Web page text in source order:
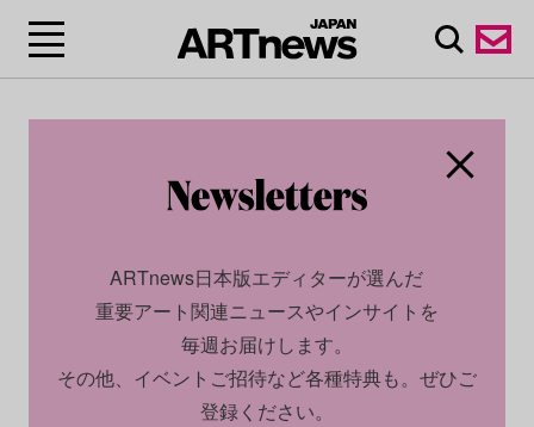
ARTnews日本版エディターが選んだ
重要アート関連ニュースやインサイトを
毎週お届けします。
その他、イベントご招待など各種特典も。ぜひご
登録ください。